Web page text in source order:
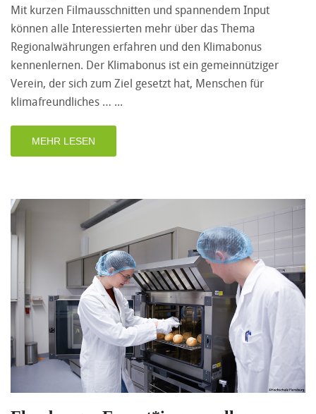
Mit kurzen Filmausschnitten und spannendem Input
können alle Interessierten mehr über das Thema
Regionalwährungen erfahren und den Klimabonus
kennenlernen. Der Klimabonus ist ein gemeinnütziger
Verein, der sich zum Ziel gesetzt hat, Menschen für
klimafreundliches …
MEHR LESEN